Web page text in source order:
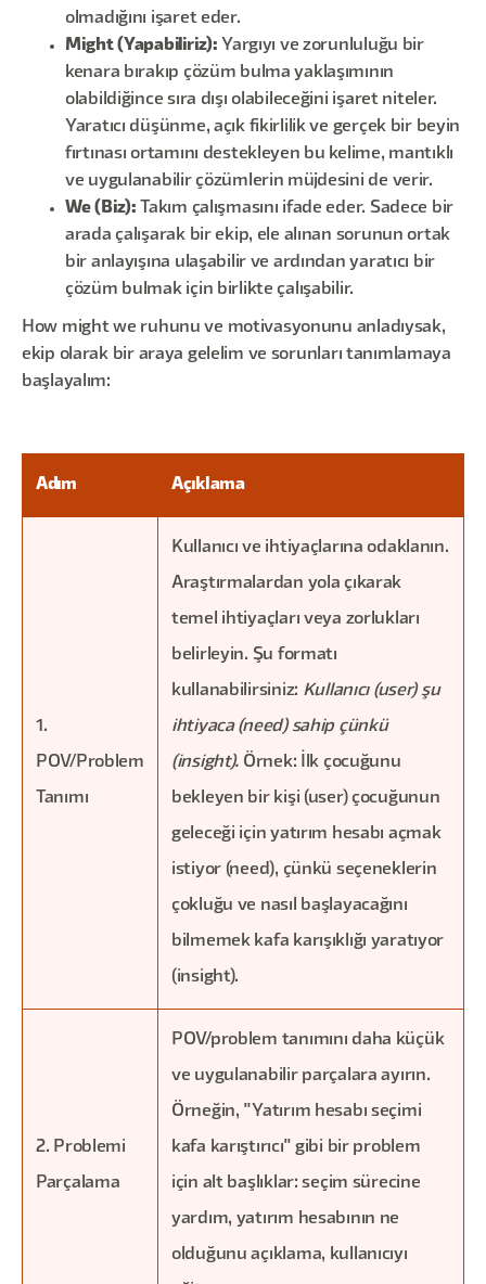
olmadığını işaret eder.
Might (Yapabiliriz): Yargıyı ve zorunluluğu bir
kenara bırakıp çözüm bulma yaklaşımının
olabildiğince sıra dışı olabileceğini işaret niteler.
Yaratıcı düşünme, açık fikirlilik ve gerçek bir beyin
fırtınası ortamını destekleyen bu kelime, mantıklı
ve uygulanabilir çözümlerin müjdesini de verir.
We (Biz): Takım çalışmasını ifade eder. Sadece bir
arada çalışarak bir ekip, ele alınan sorunun ortak
bir anlayışına ulaşabilir ve ardından yaratıcı bir
çözüm bulmak için birlikte çalışabilir.
How might we ruhunu ve motivasyonunu anladıysak,
ekip olarak bir araya gelelim ve sorunları tanımlamaya
başlayalım:
Adım Açıklama
1.
POV/Problem
Tanımı
Kullanıcı ve ihtiyaçlarına odaklanın.
Araştırmalardan yola çıkarak
temel ihtiyaçları veya zorlukları
belirleyin. Şu formatı
kullanabilirsiniz: Kullanıcı (user) şu
ihtiyaca (need) sahip çünkü
(insight). Örnek: İlk çocuğunu
bekleyen bir kişi (user) çocuğunun
geleceği için yatırım hesabı açmak
istiyor (need), çünkü seçeneklerin
çokluğu ve nasıl başlayacağını
bilmemek kafa karışıklığı yaratıyor
(insight).
2. Problemi
Parçalama
POV/problem tanımını daha küçük
ve uygulanabilir parçalara ayırın.
Örneğin, "Yatırım hesabı seçimi
kafa karıştırıcı" gibi bir problem
için alt başlıklar: seçim sürecine
yardım, yatırım hesabının ne
olduğunu açıklama, kullanıcıyı